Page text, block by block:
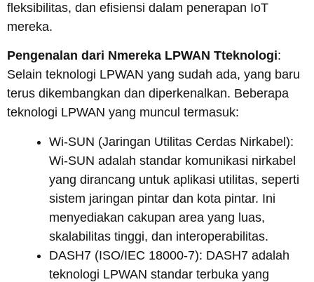
fleksibilitas, dan efisiensi dalam penerapan IoT
mereka.
Pengenalan dari Nmereka LPWAN Tteknologi:
Selain teknologi LPWAN yang sudah ada, yang baru
terus dikembangkan dan diperkenalkan. Beberapa
teknologi LPWAN yang muncul termasuk:
Wi-SUN (Jaringan Utilitas Cerdas Nirkabel):
Wi-SUN adalah standar komunikasi nirkabel
yang dirancang untuk aplikasi utilitas, seperti
sistem jaringan pintar dan kota pintar. Ini
menyediakan cakupan area yang luas,
skalabilitas tinggi, dan interoperabilitas.
DASH7 (ISO/IEC 18000-7): DASH7 adalah
teknologi LPWAN standar terbuka yang